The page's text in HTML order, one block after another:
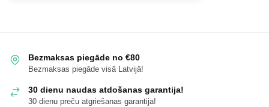
Bezmaksas piegāde no €80
Bezmaksas piegāde visā Latvijā!
30 dienu naudas atdošanas garantija!
30 dienu preču atgriešanas garantija!